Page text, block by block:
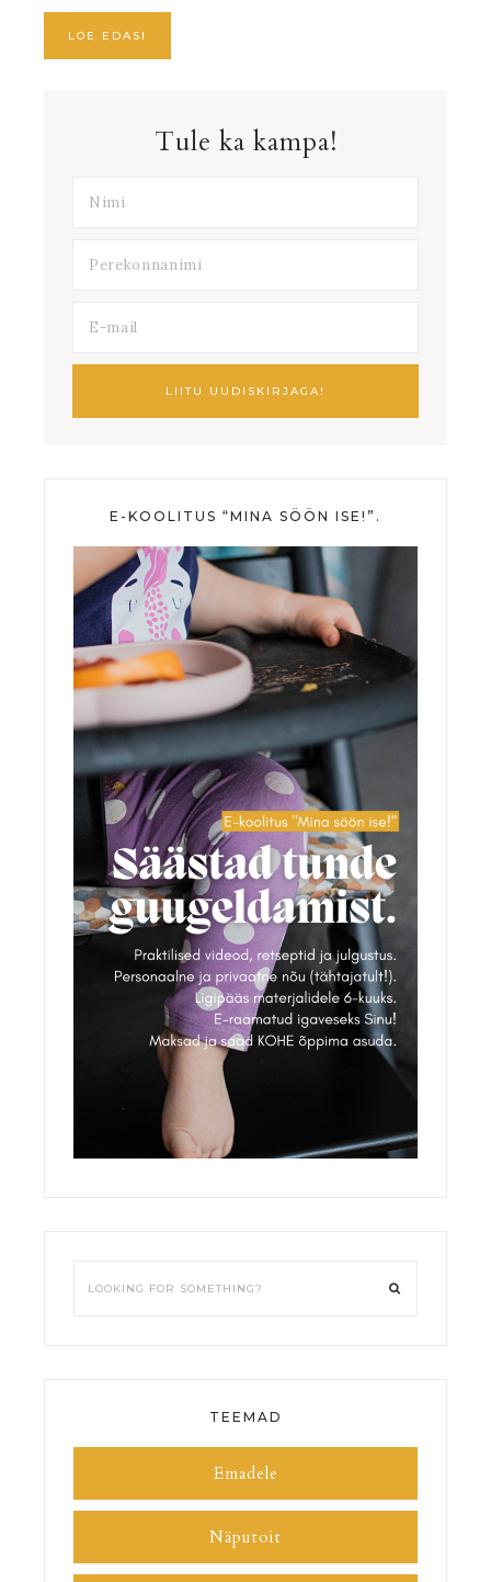
LOE EDASI
Tule ka kampa!
E-KOOLITUS “MINA SÖÖN ISE!”.
TEEMAD
Emadele
Näputoit